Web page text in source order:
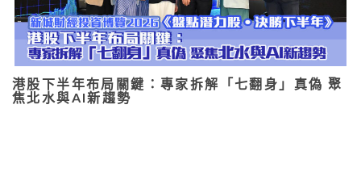
港股下半年布局關鍵：專家拆解「七翻身」真偽 聚
焦北水與AI新趨勢